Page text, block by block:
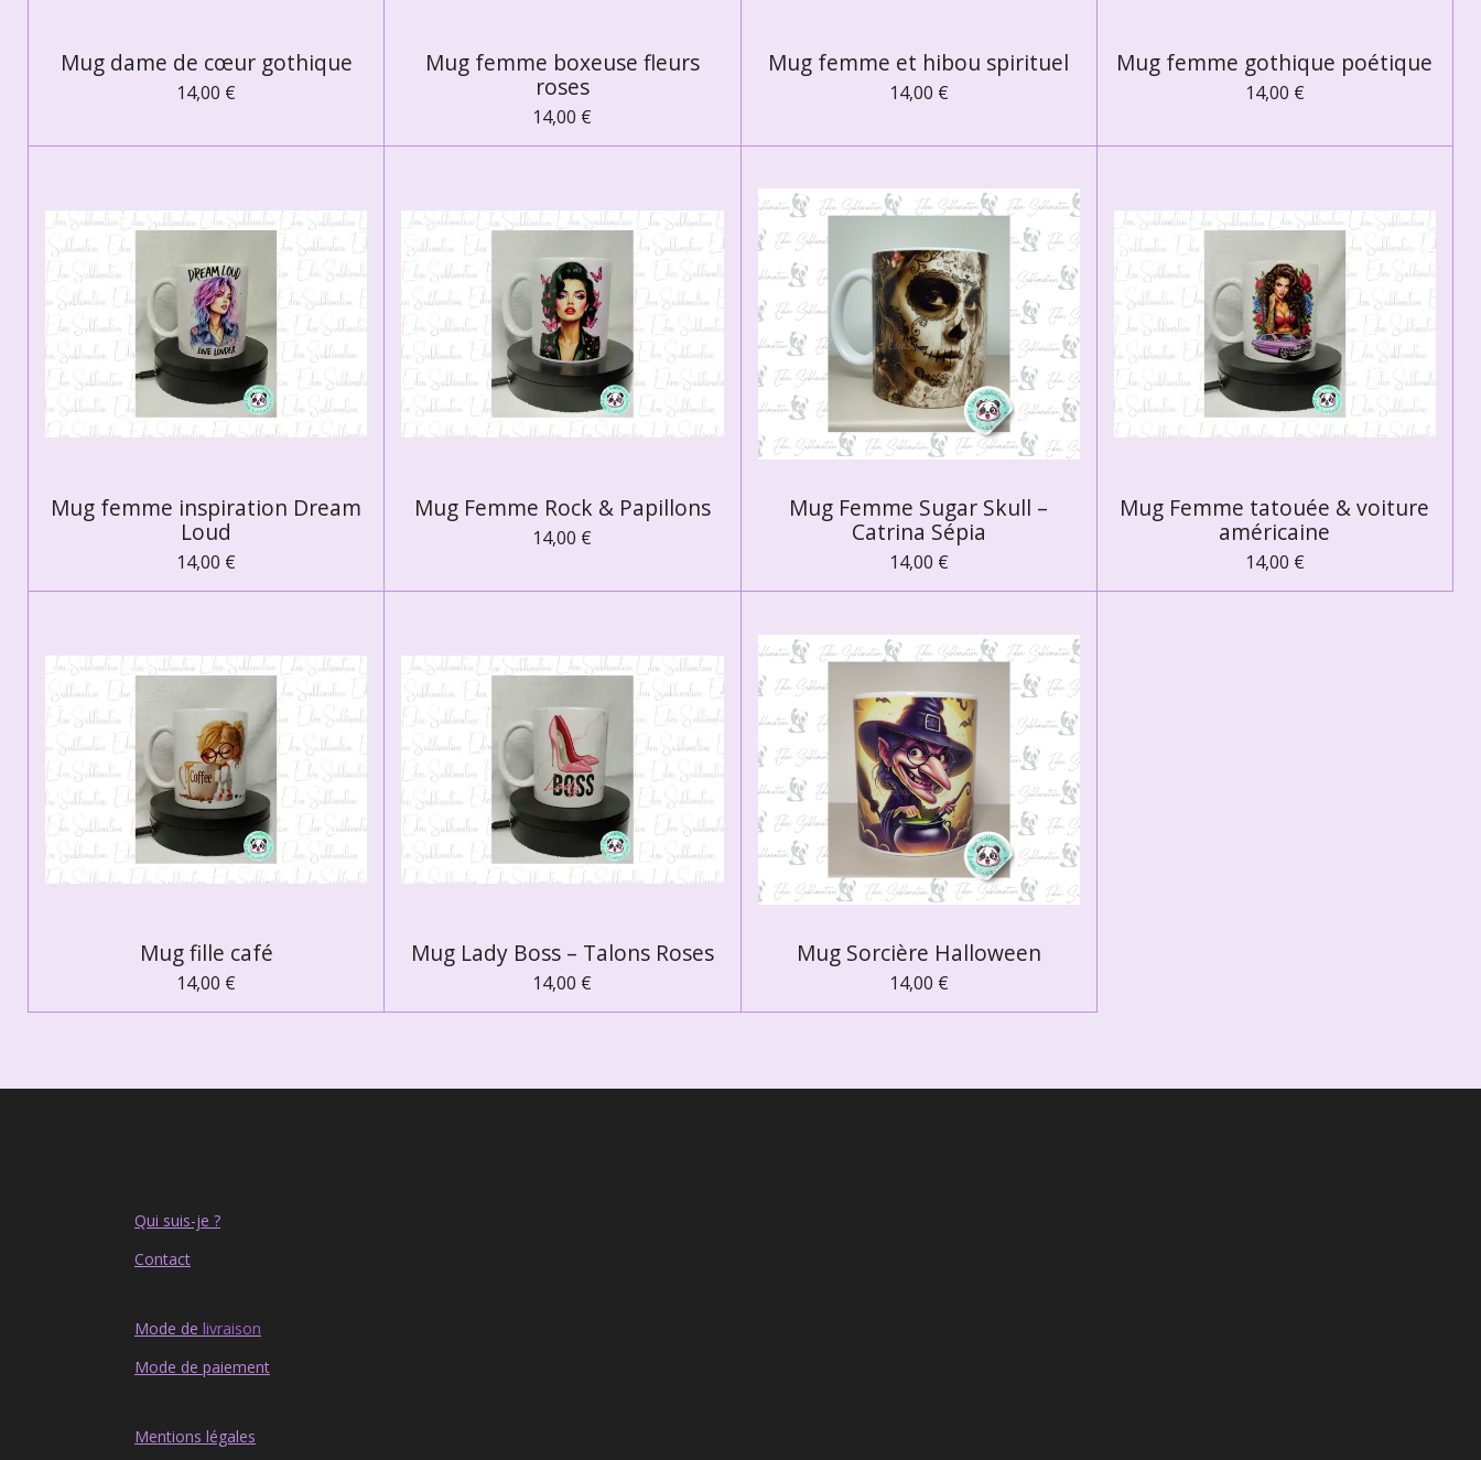
Mug dame de cœur gothique
14,00 €
Mug femme boxeuse fleurs
roses
14,00 €
Mug femme et hibou spirituel
14,00 €
Mug femme gothique poétique
14,00 €
Mug femme inspiration Dream
Loud
14,00 €
Mug Femme Rock & Papillons
14,00 €
Mug Femme Sugar Skull –
Catrina Sépia
14,00 €
Mug Femme tatouée & voiture
américaine
14,00 €
Mug fille café
14,00 €
Mug Lady Boss – Talons Roses
14,00 €
Mug Sorcière Halloween
14,00 €
Qui suis-je ?
Contact
Mode de livraison
Mode de paiement
Mentions légales